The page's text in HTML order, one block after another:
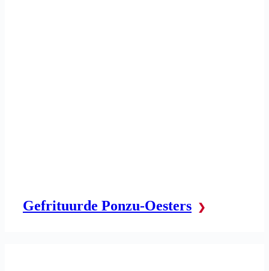
Gefrituurde Ponzu-Oesters